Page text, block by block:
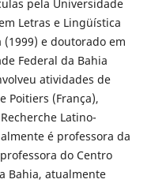
pela Universidade
Letras e Lingüística
e doutorado em
Federal da Bahia
atividades de
Poitiers (França),
Latino-
é professora da
do Centro
Bahia, atualmente